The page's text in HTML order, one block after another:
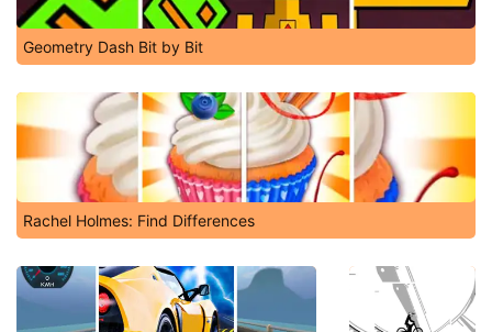
Geometry Dash Bit by Bit
Rachel Holmes: Find Differences